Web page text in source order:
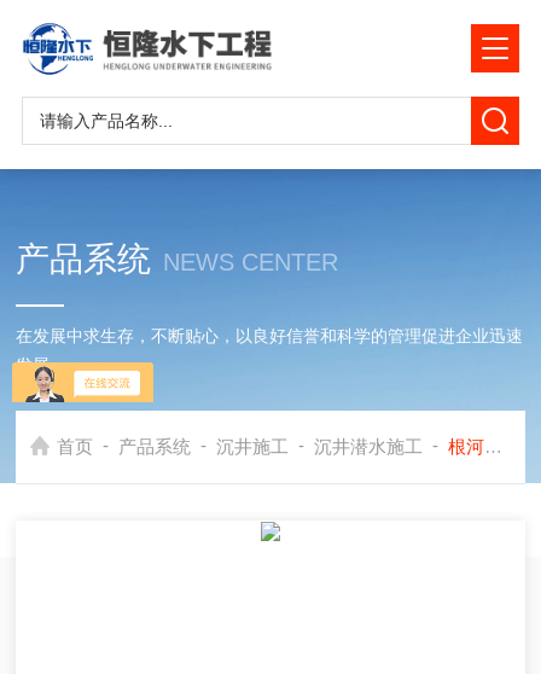
产品系统 NEWS CENTER
在发展中求生存，不断贴心，以良好信誉和科学的管理促进企业迅速
发展
首页 - 产品系统 - 沉井施工 - 沉井潜水施工 - 根河市沉井水下封底公司